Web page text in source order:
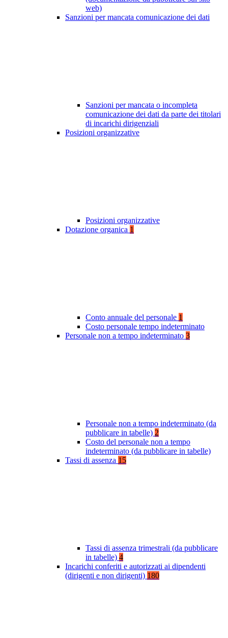
web)
Sanzioni per mancata comunicazione dei dati
Sanzioni per mancata o incompleta
comunicazione dei dati da parte dei titolari
di incarichi dirigenziali
Posizioni organizzative
Posizioni organizzative
Dotazione organica 1
Conto annuale del personale 1
Costo personale tempo indeterminato
Personale non a tempo indeterminato 3
Personale non a tempo indeterminato (da
pubblicare in tabelle) 2
Costo del personale non a tempo
indeterminato (da pubblicare in tabelle)
Tassi di assenza 15
Tassi di assenza trimestrali (da pubblicare
in tabelle) 4
Incarichi conferiti e autorizzati ai dipendenti
(dirigenti e non dirigenti) 180